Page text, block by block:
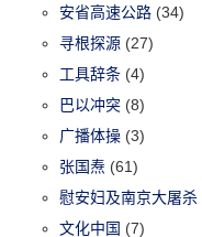
安省高速公路 (34)
寻根探源 (27)
工具辞条 (4)
巴以冲突 (8)
广播体操 (3)
张国焘 (61)
慰安妇及南京大屠杀
文化中国 (7)